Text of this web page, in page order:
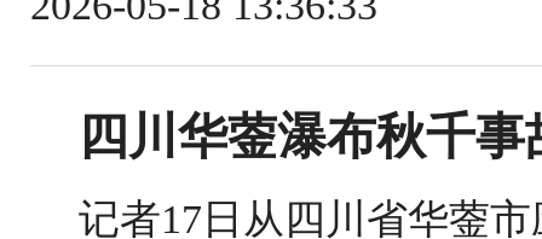
四川华蓥瀑布秋千
记者17日从四川省华蓥